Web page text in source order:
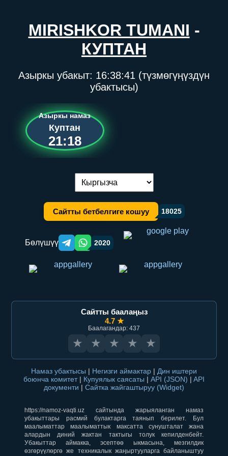
MIRISHKOR TUMANI -
КУПТАН
Азыркы убакыт: 16:38:41 (түзмөгүңүздүн
убактысы)
Азыркы намаз
Куптан
21:18
Тилди алмаштыруу:
Сайтты бетбелгиге кошуу 18025
Бөлүшүү Telegram orqali ulashish
WhatsApp orqali ulashish
2020
Сайтты баалаңыз
4.7 ★
Баалагандар: 437
★ ★ ★ ★ ★
Намаз убактысы | Негизги аймактар | Дин иштери
боюнча комитет | Купуялык саясаты | API (JSON) | API
документи | Сайтка жайгаштыруу (Widget)
https://namoz-vaqti.uz сайтында жарыяланган намаз
убакыттары расмий булактарга таянып берилет. Бул
маалыматтар маалыматтык максатта сунушталат жана
алардын диний жактан тактыгы толук кепилденбейт.
Убакыттар аймакка, эсептөө ыкмасына, мезгилдик
өзгөрүүлөргө же техникалык жаңыртууларга байланыштуу